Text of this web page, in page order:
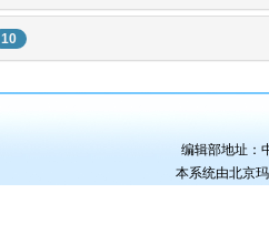
10
编辑部地址：
本系统由北京